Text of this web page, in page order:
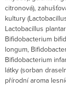
citronová),
kultury
Lactobacillus
Bifidobacterium
longum,
Bifidobacterium
látky (sorban
přírodní aroma